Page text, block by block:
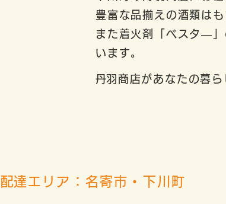
豊富な品揃えの酒類は
また着火剤「ベスタ―
います。
丹羽商店があなたの暮
​配達エリア：名寄市・下川町